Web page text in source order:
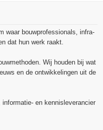
waar bouwprofessionals, infra-
dat hun werk raakt.
Wij houden bij wat
en de ontwikkelingen uit de
en kennisleverancier